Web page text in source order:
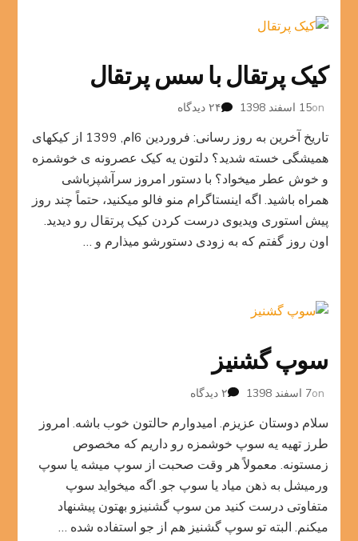
کیک پرتقال با سس پرتقال
on15 اسفند 1398 ۲۴ دیدگاه
پرتقال
با
سس
پرتقال
تاریخ آخرین به روز رسانی: فروردین 6ام, 1399 از کیکهای
همیشگی خسته شدید؟ دلتون یه کیک عصرونه ی خوشمزه
و خوش عطر میخواد؟ با دستور امروز سرآشپزباشی
همراه باشید. اگه اینستاگرام منو فالو میکنید، حتماً چند روز
پیش استوری ویدیوی درست کردن کیک پرتقال رو دیدید.
اون روز گفتم که به زودی دستورشو میذارم و …
سوپ گشنیز
on7 اسفند 1398 ۲ دیدگاه
گشنیز
سلام دوستان عزیزم. امیدوارم حالتون خوب باشه. امروز
طرز تهیه یه سوپ خوشمزه رو داریم که مخصوص
زمستونه. معمولاً هر وقت صحبت از سوپ میشه یا سوپ
ورمیشل به ذهن میاد یا سوپ جو. اگه میخواید سوپ
متفاوتی درست کنید من سوپ گشنیزو بهتون پیشنهاد
میکنم. البته تو سوپ گشنیز هم از جو استفاده شده …